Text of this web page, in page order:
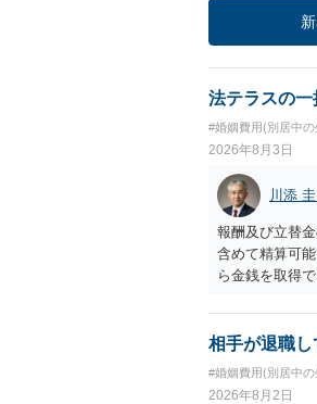
法テラスの
#婚姻費用(別居中
2026年8月3日
川添 圭
報酬及び立替
含めて精算可
ら金銭を取得
相手が退職
#婚姻費用(別居中
2026年8月2日